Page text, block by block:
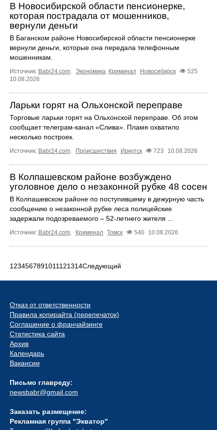
В Новосибирской области пенсионерке,
которая пострадала от мошенников,
вернули деньги
В Баганском районе Новосибирской области пенсионерке
вернули деньги, которые она передала телефонным
мошенникам.
Источник: Babr24.com Экономика Криминал Новосибирск
525
10.08.2026
Ларьки горят на Ольхонской переправе
Торговые ларьки горят на Ольхонской переправе. Об этом
сообщает телеграм-канал «Слива». Пламя охватило
несколько построек.
Источник: Babr24.com. Происшествия Иркутск 723 10.08.2026
В Колпашевском районе возбуждено
уголовное дело о незаконной рубке 48 сосен
В Колпашевском районе по поступившему в дежурную часть
сообщению о незаконной рубке леса полицейские
задержали подозреваемого – 52-летнего жителя ...
Источник: Babr24.com. Криминал Томск 540 10.08.2026
1 234567891011121314Следующий
Отказ от ответственности
Правила копирайта (перепечаток)
Соглашение о франчайзинге
Статистика сайта
Архив
Календарь
Вакансии
Письмо главреду:
newsbabr@gmail.com
Заказать размещение:
Рекламная группа "Экватор"